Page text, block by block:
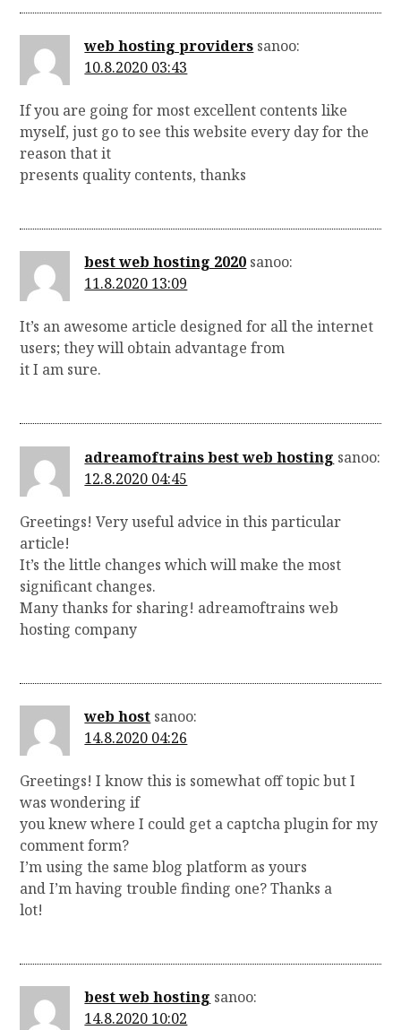
web hosting providers sanoo:
10.8.2020 03:43
If you are going for most excellent contents like
myself, just go to see this website every day for the
reason that it
presents quality contents, thanks
best web hosting 2020 sanoo:
11.8.2020 13:09
It’s an awesome article designed for all the internet
users; they will obtain advantage from
it I am sure.
adreamoftrains best web hosting sanoo:
12.8.2020 04:45
Greetings! Very useful advice in this particular
article!
It’s the little changes which will make the most
significant changes.
Many thanks for sharing! adreamoftrains web
hosting company
web host sanoo:
14.8.2020 04:26
Greetings! I know this is somewhat off topic but I
was wondering if
you knew where I could get a captcha plugin for my
comment form?
I’m using the same blog platform as yours
and I’m having trouble finding one? Thanks a
lot!
best web hosting sanoo:
14.8.2020 10:02